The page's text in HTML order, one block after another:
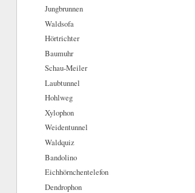
Jungbrunnen
Waldsofa
Hörtrichter
Baumuhr
Schau-Meiler
Laubtunnel
Hohlweg
Xylophon
Weidentunnel
Waldquiz
Bandolino
Eichhörnchentelefon
Dendrophon